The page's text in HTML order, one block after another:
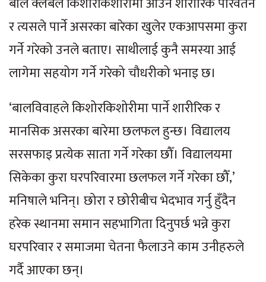
र त्यसले पार्ने असरका बारेका खुलेर एकआपसमा कुरा
गर्ने गरेको उनले बताए। साथीलाई कुनै समस्या आई
लागेमा सहयोग गर्ने गरेको चौधरीको भनाइ छ।
‘बालविवाहले किशोरकिशोरीमा पार्ने शारीरिक र
मानसिक असरका बारेमा छलफल हुन्छ। विद्यालय
सरसफाइ प्रत्येक साता गर्ने गरेका छौँ। विद्यालयमा
सिकेका कुरा घरपरिवारमा छलफल गर्ने गरेका छौँ,’
मनिषाले भनिन्। छोरा र छोरीबीच भेदभाव गर्नु हुँदैन
हरेक स्थानमा समान सहभागिता दिनुपर्छ भन्ने कुरा
घरपरिवार र समाजमा चेतना फैलाउने काम उनीहरुले
गर्दै आएका छन्।